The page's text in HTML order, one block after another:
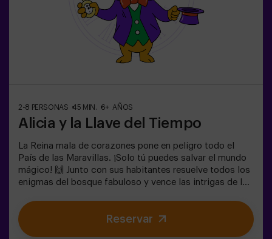
2-8 PERSONAS 45 MIN. 6+ AÑOS
Alicia y la Llave del Tiempo
La Reina mala de corazones pone en peligro todo el
País de las Maravillas. ¡Solo tú puedes salvar el mundo
mágico! 🙌 Junto con sus habitantes resuelve todos los
enigmas del bosque fabuloso y vence las intrigas de la
cautivante de tu vida con Alicia y el conejo? 🐇Es un
juego de escape destinado para niños a partir de 6 años
también! Tenemos posibilidad de reservar un espacio
Reservar